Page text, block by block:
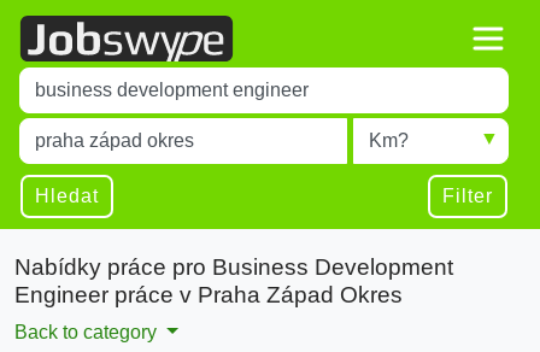
Title
Type 1 or more characters for results.
Místo
Type 1 or more characters for results.
Radius
Hledat Filter
Nabídky práce pro Business Development
Engineer práce v Praha Západ Okres
Back to category